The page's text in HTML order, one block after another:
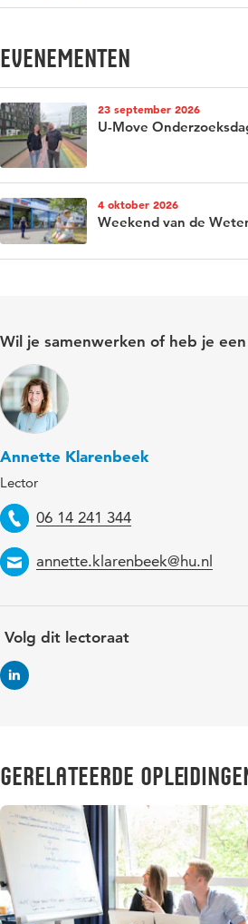
evenementen
U-Move
23 september 2026
Weekend van de
4 oktober 2026
Wil je samenwerken of heb je
Annette Klarenbeek
Lector
Telefoon
06 14 241 344
Email
annette.klarenbeek@hu.nl
Volg dit lectoraat
Gerelateerde